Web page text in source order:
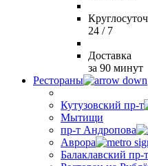
24 / 7
Доставка
за 90 минут
Рестораны
Кутузовский пр-т
Мытищи
пр-т Андропова
Аврора
Балаклавский пр-т